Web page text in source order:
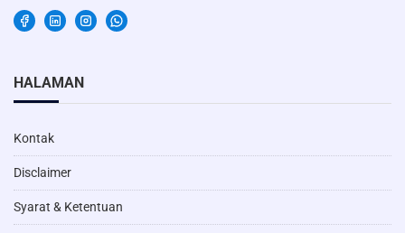
HALAMAN
Kontak
Disclaimer
Syarat & Ketentuan